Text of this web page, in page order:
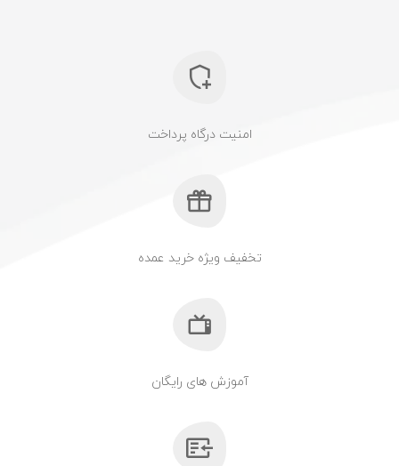
امنیت درگاه پرداخت
تخفیف ویژه خرید عمده
آموزش های رایگان